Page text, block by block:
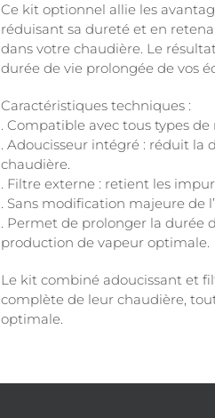
Ce kit optionnel allie les
réduisant sa dureté et en
dans votre chaudière. Le
durée de vie prolongée de vos
Caractéristiques techniques :
. Compatible avec tous types
. Adoucisseur intégré : réduit la
chaudière.
. Filtre externe : retient les
. Sans modification majeure de
. Permet de prolonger la durée
production de vapeur optimale.
Le kit combiné adoucissant et
complète de leur chaudière,
optimale.